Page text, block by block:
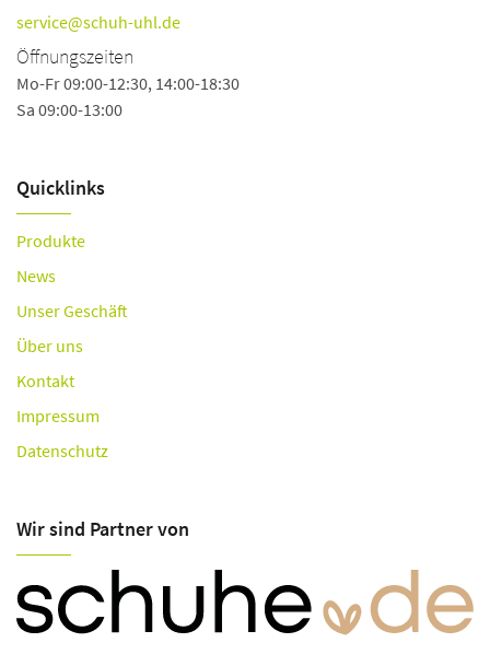
service@schuh-uhl.de
Öffnungszeiten
Mo-Fr 09:00-12:30, 14:00-18:30
Sa 09:00-13:00
Quicklinks
Produkte
News
Unser Geschäft
Über uns
Kontakt
Impressum
Datenschutz
Wir sind Partner von